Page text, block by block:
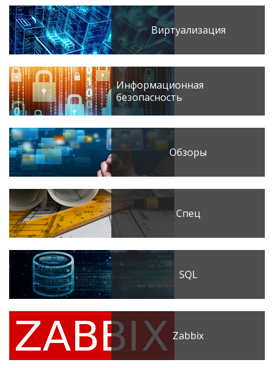
Виртуализация
Информационная
безопасность
Обзоры
Спец
SQL
Zabbix